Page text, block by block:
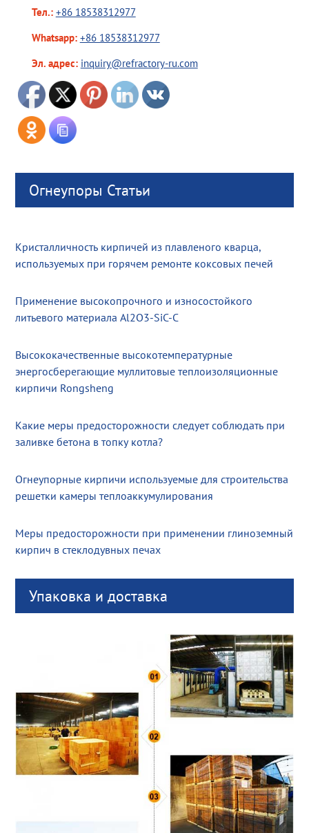
Тел.: +86 18538312977
Whatsapp: +86 18538312977
Эл. адрес: inquiry@refractory-ru.com
Огнеупоры Статьи
Кристалличность кирпичей из плавленого кварца,
используемых при горячем ремонте коксовых печей
Применение высокопрочного и износостойкого
литьевого материала Al2O3-SiC-C
Высококачественные высокотемпературные
энергосберегающие муллитовые теплоизоляционные
кирпичи Rongsheng
Какие меры предосторожности следует соблюдать при
заливке бетона в топку котла?
Огнеупорные кирпичи используемые для строительства
решетки камеры теплоаккумулирования
Меры предосторожности при применении глиноземный
кирпич в стеклодувных печах
Упаковка и доставка